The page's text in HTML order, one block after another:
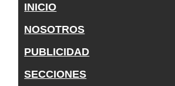
INICIO
NOSOTROS
PUBLICIDAD
SECCIONES